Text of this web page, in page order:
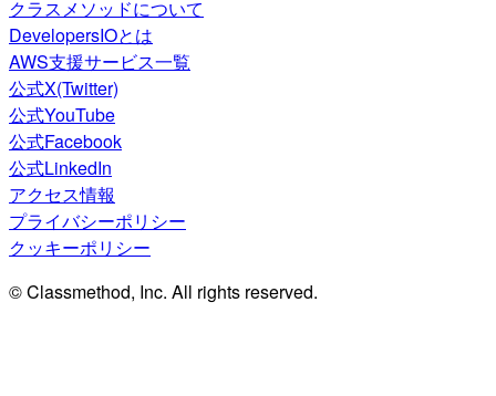
クラスメソッドについて
DevelopersIOとは
AWS支援サービス一覧
公式X(Twitter)
公式YouTube
公式Facebook
公式LinkedIn
アクセス情報
プライバシーポリシー
クッキーポリシー
© Classmethod, Inc. All rights reserved.